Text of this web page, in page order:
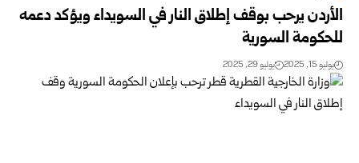
الأردن يرحب بوقف إطلاق النار في السويداء ويؤكد دعمه
للحكومة السورية
يوليو 15, 2025 يوليو 29, 2025